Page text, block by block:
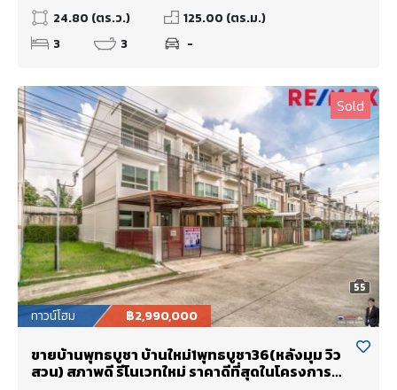
24.80 (ตร.ว.)
125.00 (ตร.ม.)
3
3 -
55
Sold
ทาวน์โฮม ฿2,990,000
ขายบ้านพุทธบูชา บ้านใหม่1พุทธบูชา36(หลังมุม วิว
สวน) สภาพดี รีโนเวทใหม่ ราคาดีที่สุดในโครงการ